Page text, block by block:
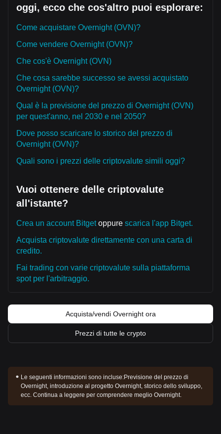
oggi, ecco che cos'altro puoi esplorare:
Come acquistare Overnight (OVN)?
Come vendere Overnight (OVN)?
Che cos'è Overnight (OVN)
Che cosa sarebbe successo se avessi acquistato
Overnight (OVN)?
Qual è la previsione del prezzo di Overnight (OVN)
per quest'anno, nel 2030 e nel 2050?
Dove posso scaricare lo storico del prezzo di
Overnight (OVN)?
Quali sono i prezzi delle criptovalute simili oggi?
Vuoi ottenere delle criptovalute
all'istante?
Crea un account Bitgetoppure scarica l'app Bitget.
Acquista criptovalute direttamente con una carta di
credito.
Fai trading con varie criptovalute sulla piattaforma
spot per l'arbitraggio.
Acquista/vendi Overnight ora
Prezzi di tutte le crypto
Le seguenti informazioni sono incluse:Previsione del prezzo di
Overnight, introduzione al progetto Overnight, storico dello sviluppo,
ecc. Continua a leggere per comprendere meglio Overnight.